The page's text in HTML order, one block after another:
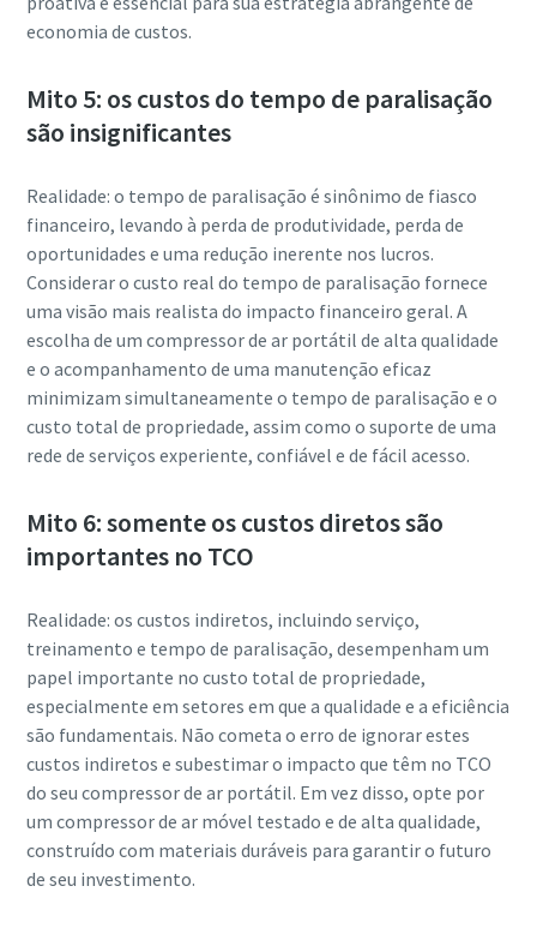
economia de custos.
Mito 5: os custos do tempo de paralisação
são insignificantes
Realidade: o tempo de paralisação é sinônimo de fiasco
financeiro, levando à perda de produtividade, perda de
oportunidades e uma redução inerente nos lucros.
Considerar o custo real do tempo de paralisação fornece
uma visão mais realista do impacto financeiro geral. A
escolha de um compressor de ar portátil de alta qualidade
e o acompanhamento de uma manutenção eficaz
minimizam simultaneamente o tempo de paralisação e o
custo total de propriedade, assim como o suporte de uma
rede de serviços experiente, confiável e de fácil acesso.
Mito 6: somente os custos diretos são
importantes no TCO
Realidade: os custos indiretos, incluindo serviço,
treinamento e tempo de paralisação, desempenham um
papel importante no custo total de propriedade,
especialmente em setores em que a qualidade e a eficiência
são fundamentais. Não cometa o erro de ignorar estes
custos indiretos e subestimar o impacto que têm no TCO
do seu compressor de ar portátil. Em vez disso, opte por
um compressor de ar móvel testado e de alta qualidade,
construído com materiais duráveis para garantir o futuro
de seu investimento.